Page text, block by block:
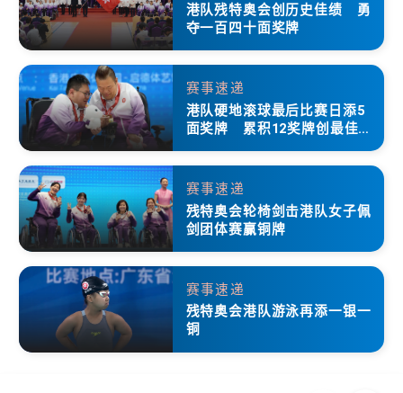
港队残特奥会创历史佳绩 勇
夺一百四十面奖牌
赛事速递
港队硬地滚球最后比赛日添5
面奖牌 累积12奖牌创最佳成
赛事速递
残特奥会轮椅剑击港队女子佩
剑团体赛赢铜牌
赛事速递
残特奥会港队游泳再添一银一
铜